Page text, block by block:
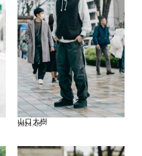
山口大樹
2024.4/5